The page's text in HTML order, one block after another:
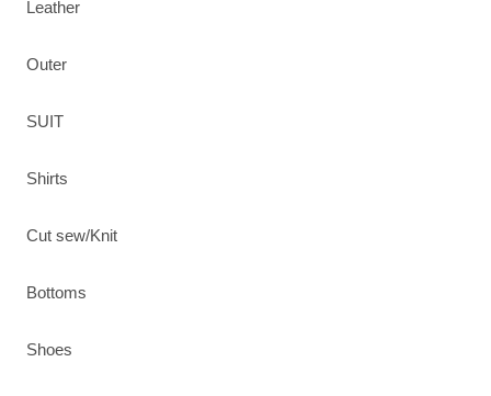
Leather
Outer
SUIT
Shirts
Cut sew/Knit
Bottoms
Shoes